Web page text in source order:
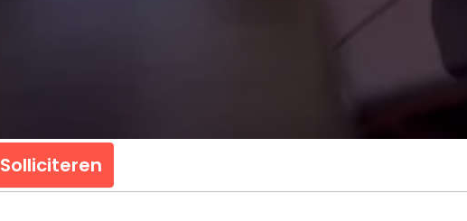
Solliciteren